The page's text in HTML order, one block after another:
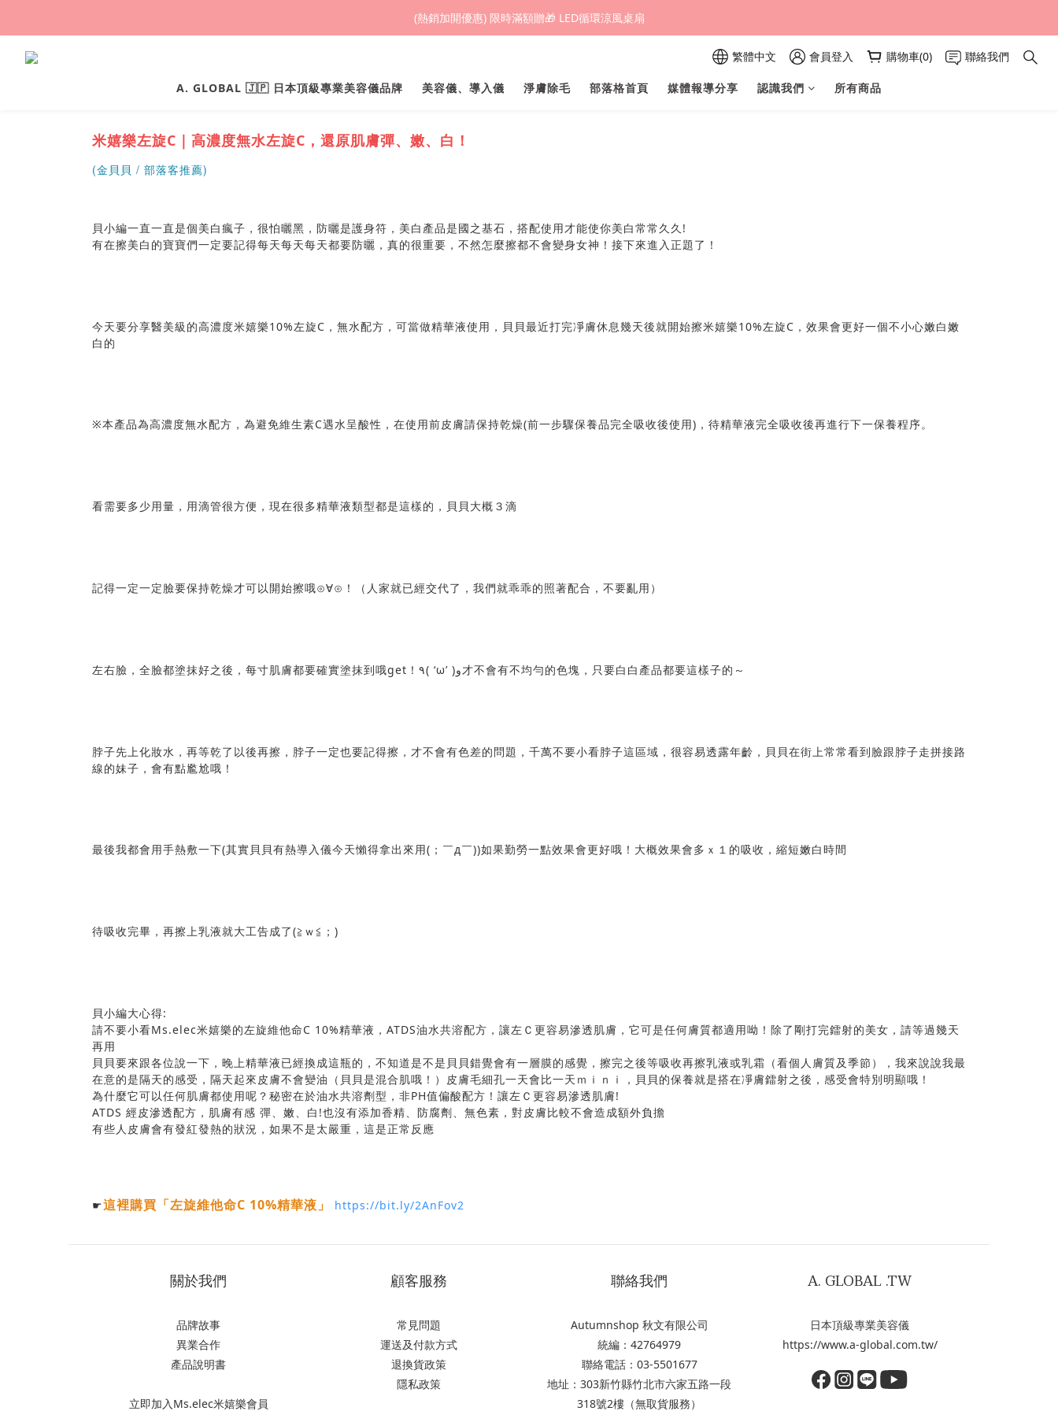
(熱銷加開優惠) 限時滿額贈🎁 LED循環涼風桌扇
(熱銷加開優惠) 限時滿額贈🎁 LED循環涼風桌扇
(熱銷加開優惠) 限時滿額贈🎁 LED循環涼風桌扇
繁體中文 會員登入 購物車(0) 聯絡我們
A. GLOBAL 🇯🇵 日本頂級專業美容儀品牌 美容儀、導入儀 淨膚除毛 部落格首頁 媒體報導分享 認識我們 所有商品
米嬉樂左旋C｜高濃度無水左旋C，還原肌膚彈、嫩、白！
(金貝貝 / 部落客推薦)
貝小編一直一直是個美白瘋子，很怕曬黑，防曬是護身符，美白產品是國之基石，搭配使用才能使你美白常常久久!
有在擦美白的寶寶們一定要記得每天每天每天都要防曬，真的很重要，不然怎麼擦都不會變身女神！接下來進入正題了！
今天要分享醫美級的高濃度米嬉樂10%左旋C，無水配方，可當做精華液使用，貝貝最近打完凈膚休息幾天後就開始擦米嬉樂10%左旋C，效果會更好一個不小心嫩白嫩
白的
※本產品為高濃度無水配方，為避免維生素C遇水呈酸性，在使用前皮膚請保持乾燥(前一步驟保養品完全吸收後使用)，待精華液完全吸收後再進行下一保養程序。
看需要多少用量，用滴管很方便，現在很多精華液類型都是這樣的，貝貝大概３滴
記得一定一定臉要保持乾燥才可以開始擦哦⊙∀⊙！（人家就已經交代了，我們就乖乖的照著配合，不要亂用）
左右臉，全臉都塗抹好之後，每寸肌膚都要確實塗抹到哦get！٩( ‘ω’ )و才不會有不均勻的色塊，只要白白產品都要這樣子的～
脖子先上化妝水，再等乾了以後再擦，脖子一定也要記得擦，才不會有色差的問題，千萬不要小看脖子這區域，很容易透露年齡，貝貝在街上常常看到臉跟脖子走拼接路
線的妹子，會有點尷尬哦！
最後我都會用手熱敷一下(其實貝貝有熱導入儀今天懶得拿出來用(；￣д￣))如果勤勞一點效果會更好哦！大概效果會多ｘ１的吸收，縮短嫩白時間
待吸收完畢，再擦上乳液就大工告成了(≧ｗ≦；)
貝小編大心得:
請不要小看Ms.elec米嬉樂的左旋維他命C 10%精華液，ATDS油水共溶配方，讓左Ｃ更容易滲透肌膚，它可是任何膚質都適用呦！除了剛打完鐳射的美女，請等過幾天
再用
貝貝要來跟各位說一下，晚上精華液已經換成這瓶的，不知道是不是貝貝錯覺會有一層膜的感覺，擦完之後等吸收再擦乳液或乳霜（看個人膚質及季節），我來說說我最
在意的是隔天的感受，隔天起來皮膚不會變油（貝貝是混合肌哦！）皮膚毛細孔一天會比一天ｍｉｎｉ，貝貝的保養就是搭在凈膚鐳射之後，感受會特別明顯哦！
為什麼它可以任何肌膚都使用呢？秘密在於油水共溶劑型，非PH值偏酸配方！讓左Ｃ更容易滲透肌膚!
ATDS 經皮滲透配方，肌膚有感 彈、嫩、白!也沒有添加香精、防腐劑、無色素，對皮膚比較不會造成額外負擔
有些人皮膚會有發紅發熱的狀況，如果不是太嚴重，這是正常反應
☛這裡購買 「左旋維他命C 10%精華液 」 https://bit.ly/2AnFov2
關於我們
品牌故事
異業合作
產品說明書
立即加入Ms.elec米嬉樂會員
顧客服務
常見問題
運送及付款方式
退換貨政策
隱私政策
聯絡我們
Autumnshop 秋文有限公司
統編：42764979
聯絡電話：03-5501677
地址：303新竹縣竹北市六家五路一段
318號2樓（無取貨服務）
A. GLOBAL .TW
日本頂級專業美容儀
https://www.a-global.com.tw/